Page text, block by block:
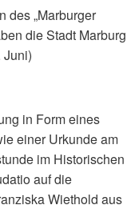
des „Marburger
die Stadt Marburg
Juni)
in Form eines
einer Urkunde am
im Historischen
auf die
Wiethold aus